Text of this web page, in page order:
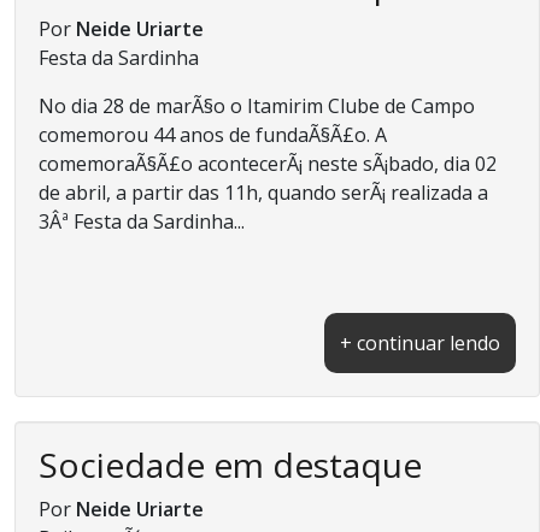
Por Neide Uriarte
Festa da Sardinha
No dia 28 de marÃ§o o Itamirim Clube de Campo
comemorou 44 anos de fundaÃ§Ã£o. A
comemoraÃ§Ã£o acontecerÃ¡ neste sÃ¡bado, dia 02
de abril, a partir das 11h, quando serÃ¡ realizada a
3Âª Festa da Sardinha...
+ continuar lendo
Sociedade em destaque
Por Neide Uriarte